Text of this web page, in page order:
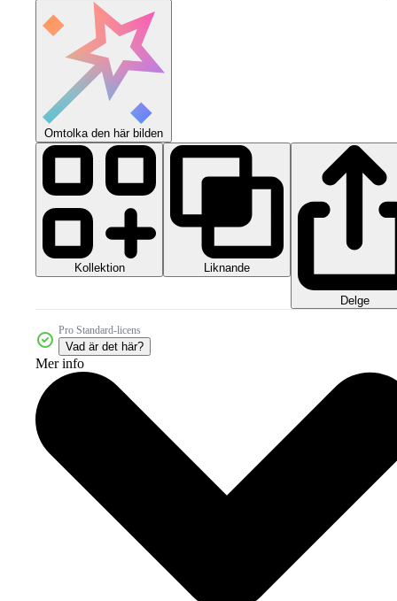
Omtolka den här bilden
Kollektion Liknande
Delge
Pro Standard-licens
Vad är det här?
Mer info